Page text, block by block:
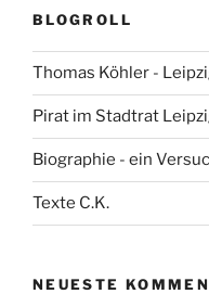
BLOGROLL
Thomas Köhler -
Pirat im Stadtrat
Biographie - ein
Texte C.K.
NEUESTE